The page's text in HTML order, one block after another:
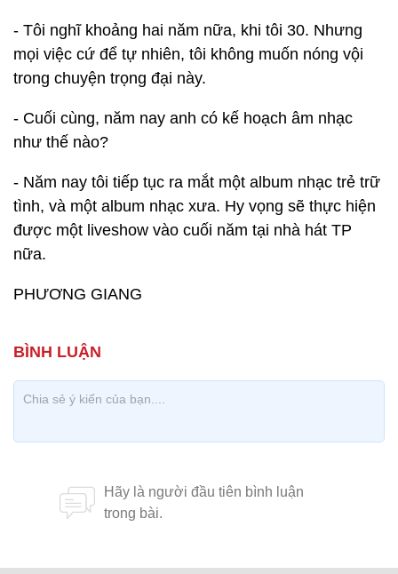
- Tôi nghĩ khoảng hai năm nữa, khi tôi 30. Nhưng
mọi việc cứ để tự nhiên, tôi không muốn nóng vội
trong chuyện trọng đại này.
- Cuối cùng, năm nay anh có kế hoạch âm nhạc
như thế nào?
- Năm nay tôi tiếp tục ra mắt một album nhạc trẻ trữ
tình, và một album nhạc xưa. Hy vọng sẽ thực hiện
được một liveshow vào cuối năm tại nhà hát TP
nữa.
PHƯƠNG GIANG